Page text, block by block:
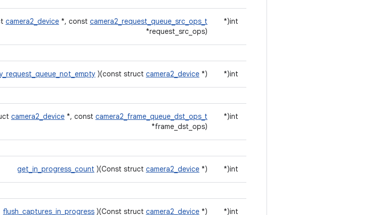
int(*
camera2_device *, const camera2_request_queue_src_ops_t
*request_src_ops)
int(*
)(const struct camera2_device *)
int(*
camera2_device *, const camera2_frame_queue_dst_ops_t
*frame_dst_ops)
int(*
get_in_progress_count )(Const struct camera2_device *)
int(*
flush_captures_in_progress )(Const struct camera2_device *)